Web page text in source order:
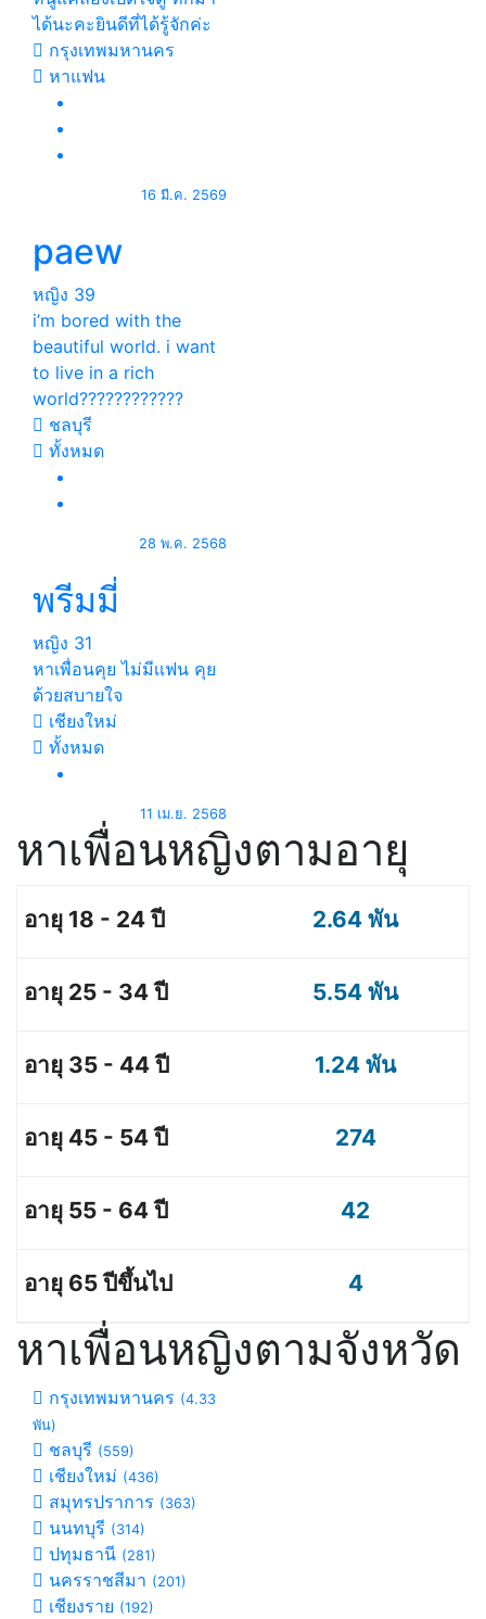
ได้นะคะยินดีที่ได้รู้จักค่ะ
กรุงเทพมหานคร
หาแฟน
16 มี.ค. 2569
paew
หญิง 39
i’m bored with the
beautiful world. i want
to live in a rich
world????????????
ชลบุรี
ทั้งหมด
28 พ.ค. 2568
พรีมมี่
หญิง 31
หาเพื่อนคุย ไม่มีเเฟน คุย
ด้วยสบายใจ
เชียงใหม่
ทั้งหมด
11 เม.ย. 2568
หาเพื่อนหญิงตามอายุ
2.64 พัน
5.54 พัน
1.24 พัน
274
42
4
หาเพื่อนหญิงตามจังหวัด
กรุงเทพมหานคร (4.33
พัน)
ชลบุรี (559)
เชียงใหม่ (436)
สมุทรปราการ (363)
นนทบุรี (314)
ปทุมธานี (281)
นครราชสีมา (201)
เชียงราย (192)